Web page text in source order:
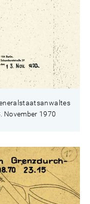
November 1970